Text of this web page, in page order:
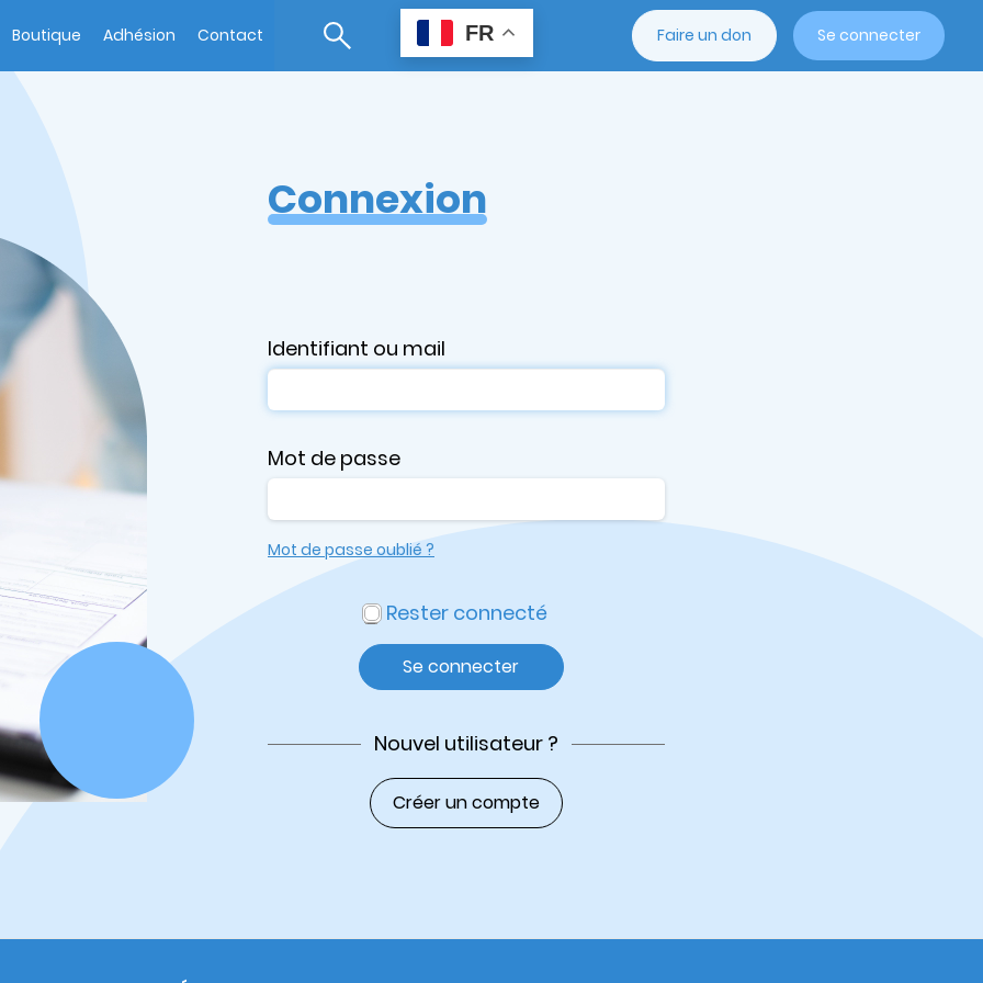
Boutique Adhésion Contact FR Faire un don Se connecter
Connexion
Identifiant ou mail
Mot de passe
Rester connecté
Se connecter
Mot de passe oublié ?
Nouvel utilisateur ?
Créer un compte